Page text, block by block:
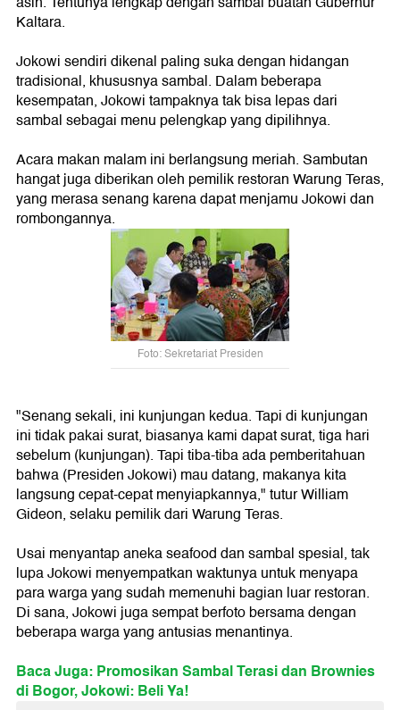
Kaltara.
Jokowi sendiri dikenal paling suka dengan hidangan
tradisional, khususnya sambal. Dalam beberapa
kesempatan, Jokowi tampaknya tak bisa lepas dari
sambal sebagai menu pelengkap yang dipilihnya.
Acara makan malam ini berlangsung meriah. Sambutan
hangat juga diberikan oleh pemilik restoran Warung Teras,
yang merasa senang karena dapat menjamu Jokowi dan
rombongannya.
Foto: Sekretariat Presiden
"Senang sekali, ini kunjungan kedua. Tapi di kunjungan
ini tidak pakai surat, biasanya kami dapat surat, tiga hari
sebelum (kunjungan). Tapi tiba-tiba ada pemberitahuan
bahwa (Presiden Jokowi) mau datang, makanya kita
langsung cepat-cepat menyiapkannya," tutur William
Gideon, selaku pemilik dari Warung Teras.
Usai menyantap aneka seafood dan sambal spesial, tak
lupa Jokowi menyempatkan waktunya untuk menyapa
para warga yang sudah memenuhi bagian luar restoran.
Di sana, Jokowi juga sempat berfoto bersama dengan
beberapa warga yang antusias menantinya.
Baca Juga: Promosikan Sambal Terasi dan Brownies
di Bogor, Jokowi: Beli Ya!